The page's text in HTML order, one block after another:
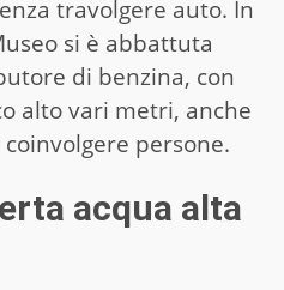
travolgere auto. In
si è abbattuta
di benzina, con
alto vari metri, anche
persone.
acqua alta